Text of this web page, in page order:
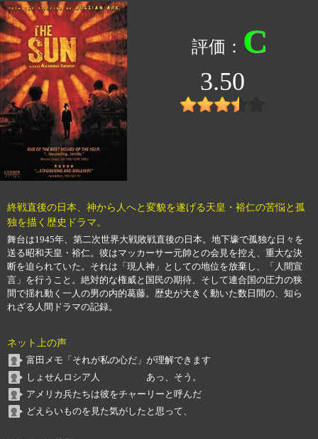
C
3.50
終戦直後の日本、神から人へと変貌を遂げる天皇・裕仁の苦悩と孤
独を描く歴史ドラマ。
舞台は1945年、第二次世界大戦敗戦直後の日本。地下壕で孤独な日々を
送る昭和天皇・裕仁。彼はマッカーサー元帥との会見を控え、重大な決
断を迫られていた。それは「現人神」としての地位を放棄し、「人間宣
言」を行うこと。絶対的な権威と国民の期待、そして連合国の圧力の狭
間で揺れ動く一人の男の内的葛藤。歴史が大きく動いた数日間の、知ら
れざる人間ドラマの記録。
ネット上の声
富田メモ「それが私の心だ」が理解できます
しょせんロシア人 あっ、そう。
アメリカ兵たちは彼をチャーリーと呼んだ
どえらいものを見た気がしたと思って、